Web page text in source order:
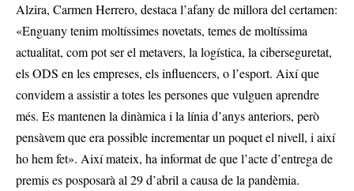
Alzira, Carmen Herrero, destaca l’afany de millora del certamen:
«Enguany tenim moltíssimes novetats, temes de moltíssima
actualitat, com pot ser el metavers, la logística, la ciberseguretat,
els ODS en les empreses, els influencers, o l’esport. Així que
convidem a assistir a totes les persones que vulguen aprendre
més. Es mantenen la dinàmica i la línia d’anys anteriors, però
pensàvem que era possible incrementar un poquet el nivell, i així
ho hem fet». Així mateix, ha informat de que l’acte d’entrega de
premis es posposarà al 29 d’abril a causa de la pandèmia.